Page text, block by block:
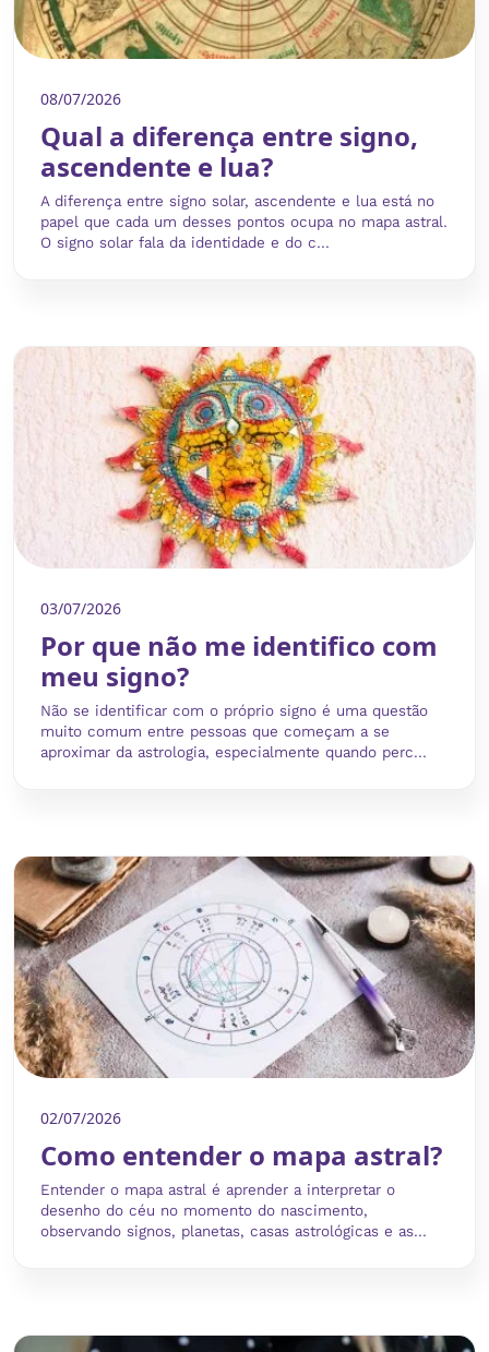
08/07/2026
Qual a diferença entre signo,
ascendente e lua?
A diferença entre signo solar, ascendente e lua está no
papel que cada um desses pontos ocupa no mapa astral.
O signo solar fala da identidade e do c...
03/07/2026
Por que não me identifico com
meu signo?
Não se identificar com o próprio signo é uma questão
muito comum entre pessoas que começam a se
aproximar da astrologia, especialmente quando perc...
02/07/2026
Como entender o mapa astral?
Entender o mapa astral é aprender a interpretar o
desenho do céu no momento do nascimento,
observando signos, planetas, casas astrológicas e as...